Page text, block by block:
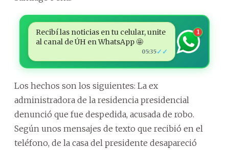
Recibí las noticias en tu celular, unite
al canal de ÚH en WhatsApp 🤩
05:35✓✓
1
Los hechos son los siguientes: La ex
administradora de la residencia presidencial
denunció que fue despedida, acusada de robo.
Según unos mensajes de texto que recibió en el
teléfono, de la casa del presidente desapareció